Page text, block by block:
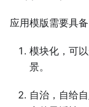
应用模版需要具
模块化，可
景。
自治，自给